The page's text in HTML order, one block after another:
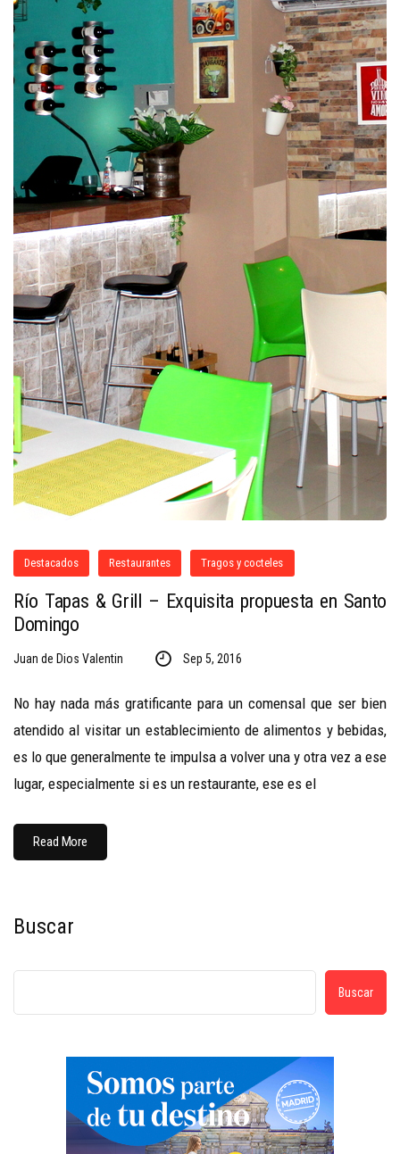
Destacados Restaurantes Tragos y cocteles
Río Tapas & Grill – Exquisita propuesta en Santo
Domingo
Juan de Dios Valentin Sep 5, 2016
No hay nada más gratificante para un comensal que ser bien
atendido al visitar un establecimiento de alimentos y bebidas,
es lo que generalmente te impulsa a volver una y otra vez a ese
lugar, especialmente si es un restaurante, ese es el
Read More
Buscar
Buscar